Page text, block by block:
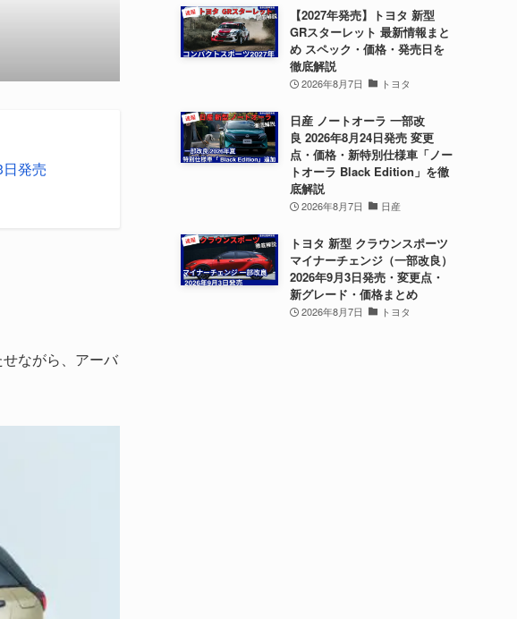
発売
ながら、アーバ
【2027年発売】トヨタ 新型
GRスターレット 最新情報まと
め スペック・価格・発売日を
徹底解説
2026年8月7日 トヨタ
日産 ノートオーラ 一部改
良 2026年8月24日発売 変更
点・価格・新特別仕様車「ノー
トオーラ Black Edition」を徹
底解説
2026年8月7日 日産
トヨタ 新型 クラウンスポーツ
マイナーチェンジ（一部改良）
2026年9月3日発売・変更点・
新グレード・価格まとめ
2026年8月7日 トヨタ